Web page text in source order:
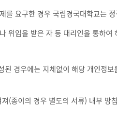
요구한 경우 국립경국대학교는
임을 받은 자 등 대리인을 통하
경우에는 지체없이 해당 개인정
(종이의 경우 별도의 서류) 내부